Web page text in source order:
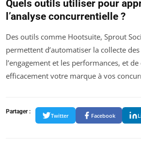
Quels outils utiliser pour
l’analyse concurrentielle ?
Des outils comme Hootsuite, Sprout
permettent d’automatiser la collecte
l’engagement et les performances, et
efficacement votre marque à vos
Partager :
Twitter Facebook